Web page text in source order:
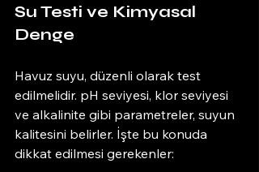
Su Testi ve Kimyasal
Denge
Havuz suyu, düzenli olarak test
edilmelidir. pH seviyesi, klor seviyesi
ve alkalinite gibi parametreler, suyun
kalitesini belirler. İşte bu konuda
dikkat edilmesi gerekenler: